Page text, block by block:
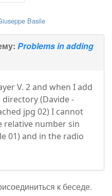
Basile
Problems in adding
V. 2 and when I add
(Davide -
jpg 02) I cannot
relative number sin
01) and in the radio
к беседе.